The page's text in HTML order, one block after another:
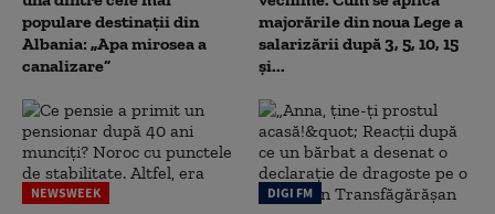
populare destinații din
Albania: „Apa mirosea a
canalizare”
majorările din noua Lege a
salarizării după 3, 5, 10, 15
și...
NEWSWEEK DIGI FM